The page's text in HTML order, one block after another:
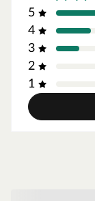
Einfacher und
Die detaillierte
ermöglicht
Aufbauhinweis:
Das Spielhaus
Untergrund
den Aufbau
5
4
3
2
1